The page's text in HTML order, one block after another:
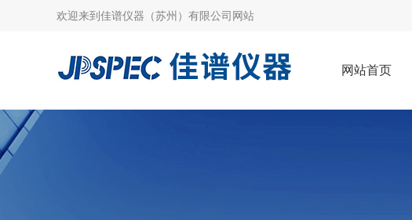
欢迎来到 佳谱仪器（苏州）有限公司网站
网站首页